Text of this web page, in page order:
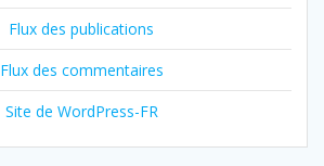
Flux des publications
Flux des commentaires
Site de WordPress-FR